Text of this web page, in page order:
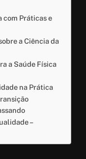
com Práticas e
a Ciência da
a Saúde Física
na Prática
–